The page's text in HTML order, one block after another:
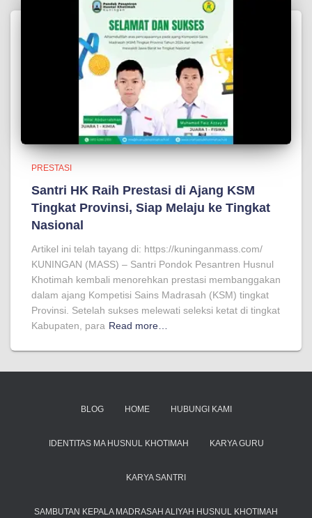
PRESTASI
Santri HK Raih Prestasi di Ajang KSM
Tingkat Provinsi, Siap Melaju ke Tingkat
Nasional
Artikel ini telah tayang di: https://kuninganmass.com/
KUNINGAN (MASS) – Santri Pondok Pesantren Husnul
Khotimah kembali menorehkan prestasi membanggakan
dalam ajang Kompetisi Sains Madrasah (KSM) tingkat
Provinsi. Setelah sukses melewati seleksi ketat di tingkat
Kabupaten, para Read more…
BLOG HOME HUBUNGI KAMI
IDENTITAS MA HUSNUL KHOTIMAH KARYA GURU
KARYA SANTRI
SAMBUTAN KEPALA MADRASAH ALIYAH HUSNUL KHOTIMAH